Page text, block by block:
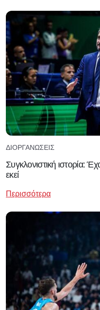
ΔΙΟΡΓΑΝΏΣΕΙΣ
Συγκλονιστική ιστορία:
εκεί
Περισσότερα